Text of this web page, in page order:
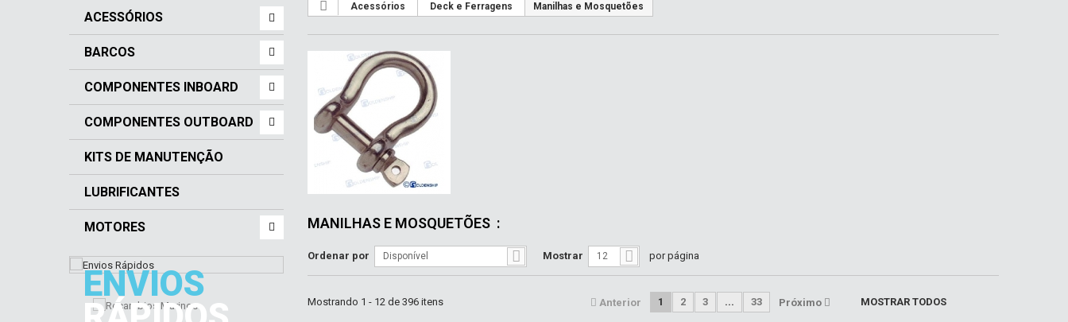
ACESSÓRIOS
BARCOS
COMPONENTES INBOARD
COMPONENTES OUTBOARD
KITS DE MANUTENÇÃO
LUBRIFICANTES
MOTORES
ENVIOS
Acessórios Deck e Ferragens Manilhas e Mosquetões
MANILHAS E MOSQUETÕES :
Ordenar por Disponível Mostrar 12 por página
MOSTRAR TODOS
Anterior 1 2 3 ... 33 Próximo
Mostrando 1 - 12 de 396 itens